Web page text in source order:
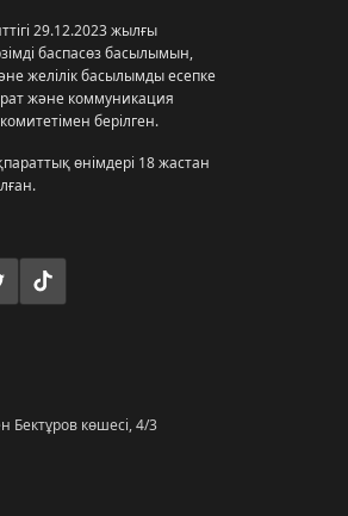
29.12.2023 жылғы
баспасөз басылымын,
желілік басылымды есепке
және коммуникация
берілген.
өнімдері 18 жастан
Бектұров көшесі, 4/3